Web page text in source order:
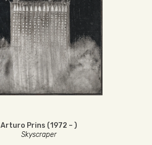
Arturo Prins (1972 – )
Skyscraper